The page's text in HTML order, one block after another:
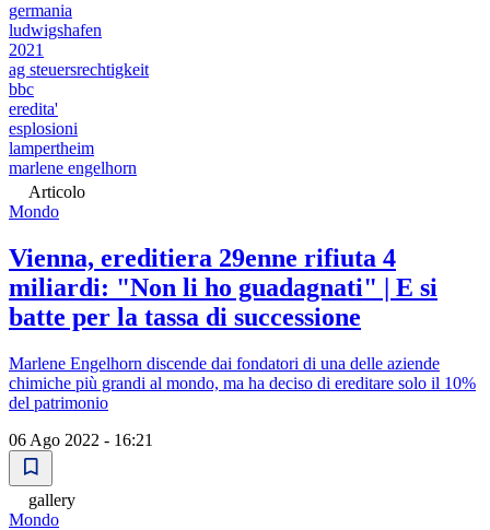
germania
ludwigshafen
2021
ag steuersrechtigkeit
bbc
eredita'
esplosioni
lampertheim
marlene engelhorn
Articolo
Mondo
Vienna, ereditiera 29enne rifiuta 4
miliardi: "Non li ho guadagnati" | E si
batte per la tassa di successione
Marlene Engelhorn discende dai fondatori di una delle aziende
chimiche più grandi al mondo, ma ha deciso di ereditare solo il 10%
del patrimonio
06 Ago 2022 - 16:21
gallery
Mondo